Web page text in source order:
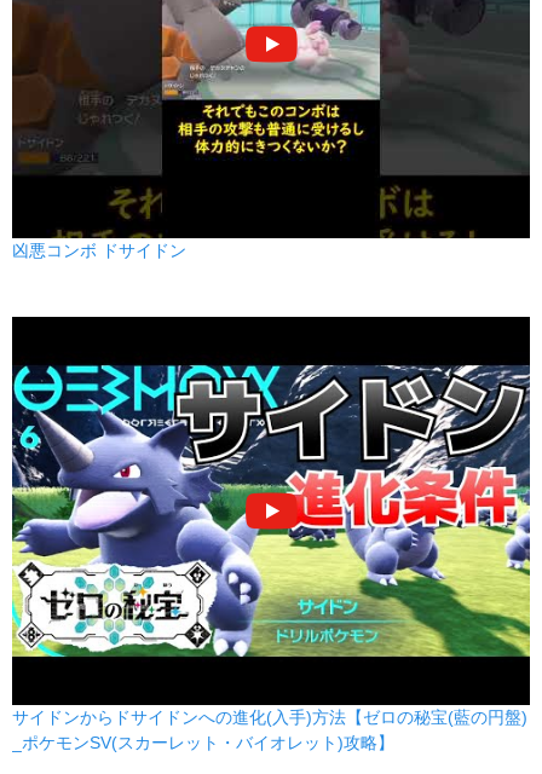
ヘビーボンバー
威力 1 命中 100 PP
みず なみのり
特殊 90 命中 100 PP
ほのお かえんほうしゃ
威力 PP 15 (24)
でんき 10まんボルト
変化 威力 -- 命中 -- PP 20 (32)
じめん だいちのちから
特殊 威力 90 命中 100 PP 10 (16)
かくとう きしかいせい
物理 威力 1 命中 100 PP 15 (24)
こおり れいとうビーム
特殊 威力 90 命中 100 PP 10 (16)
特殊 威力 110 命中 85 PP 5 (8)
凶悪コンボ ドサイドン
サイドンからドサイドンへの進化(入手)方法【ゼロの秘宝(藍の円盤)
_ポケモンSV(スカーレット・バイオレット)攻略】